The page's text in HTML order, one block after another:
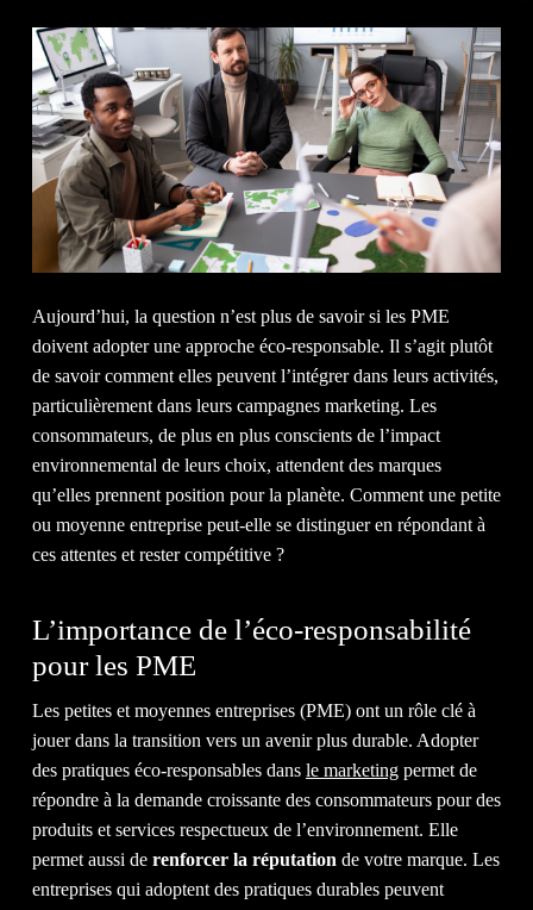
Aujourd’hui, la question n’est plus de savoir si les PME
doivent adopter une approche éco-responsable. Il s’agit plutôt
de savoir comment elles peuvent l’intégrer dans leurs activités,
particulièrement dans leurs campagnes marketing. Les
consommateurs, de plus en plus conscients de l’impact
environnemental de leurs choix, attendent des marques
qu’elles prennent position pour la planète. Comment une petite
ou moyenne entreprise peut-elle se distinguer en répondant à
ces attentes et rester compétitive ?
L’importance de l’éco-responsabilité
pour les PME
Les petites et moyennes entreprises (PME) ont un rôle clé à
jouer dans la transition vers un avenir plus durable. Adopter
des pratiques éco-responsables dans le marketing permet de
répondre à la demande croissante des consommateurs pour des
produits et services respectueux de l’environnement. Elle
permet aussi de renforcer la réputation de votre marque. Les
entreprises qui adoptent des pratiques durables peuvent